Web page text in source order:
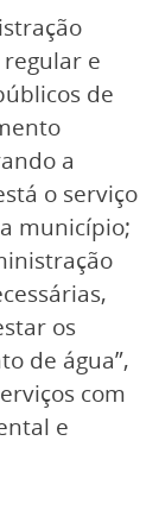
e
de
a
o serviço
município;
os
de água”,
com
e